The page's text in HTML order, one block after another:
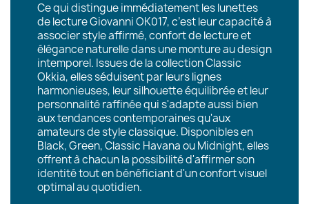
Ce qui distingue immédiatement les lunettes
de lecture Giovanni OK017, c’est leur capacité à
associer style affirmé, confort de lecture et
élégance naturelle dans une monture au design
intemporel. Issues de la collection Classic
Okkia, elles séduisent par leurs lignes
harmonieuses, leur silhouette équilibrée et leur
personnalité raffinée qui s'adapte aussi bien
aux tendances contemporaines qu'aux
amateurs de style classique. Disponibles en
Black, Green, Classic Havana ou Midnight, elles
offrent à chacun la possibilité d'affirmer son
identité tout en bénéficiant d'un confort visuel
optimal au quotidien.